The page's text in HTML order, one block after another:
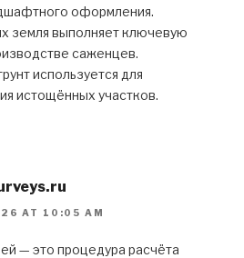
оформления.
земля выполняет ключевую
саженцев.
используется для
истощённых участков.
AT 10:05 AM
— это процедура расчёта